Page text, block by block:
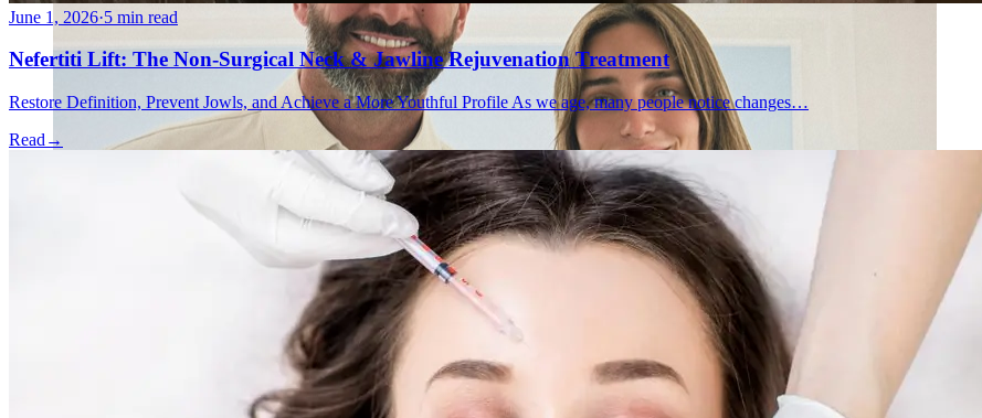
June 1, 2026·5 min read
Nefertiti Lift: The Non-Surgical Neck & Jawline Rejuvenation Treatment
Restore Definition, Prevent Jowls, and Achieve a More Youthful Profile As we age, many people notice changes…
Read →